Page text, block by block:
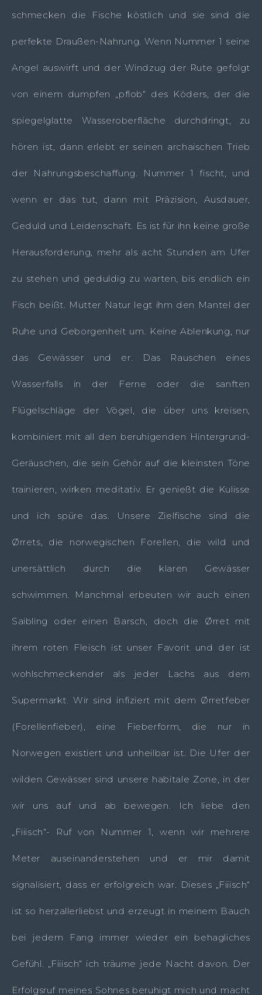
schmecken die Fische köstlich und sie sind die
perfekte Draußen-Nahrung. Wenn Nummer 1 seine
Angel auswirft und der Windzug der Rute gefolgt
von einem dumpfen „pflob“ des Köders, der die
spiegelglatte Wasseroberfläche durchdringt, zu
hören ist, dann erlebt er seinen archaischen Trieb
der Nahrungsbeschaffung. Nummer 1 fischt, und
wenn er das tut, dann mit Präzision, Ausdauer,
Geduld und Leidenschaft. Es ist für ihn keine große
Herausforderung, mehr als acht Stunden am Ufer
zu stehen und geduldig zu warten, bis endlich ein
Fisch beißt. Mutter Natur legt ihm den Mantel der
Ruhe und Geborgenheit um. Keine Ablenkung, nur
das Gewässer und er. Das Rauschen eines
Wasserfalls in der Ferne oder die sanften
Flügelschläge der Vögel, die über uns kreisen,
kombiniert mit all den beruhigenden Hintergrund-
Geräuschen, die sein Gehör auf die kleinsten Töne
trainieren, wirken meditativ. Er genießt die Kulisse
und ich spüre das. Unsere Zielfische sind die
Ørrets, die norwegischen Forellen, die wild und
unersättlich durch die klaren Gewässer
schwimmen. Manchmal erbeuten wir auch einen
Saibling oder einen Barsch, doch die Ørret mit
ihrem roten Fleisch ist unser Favorit und der ist
wohlschmeckender als jeder Lachs aus dem
Supermarkt. Wir sind infiziert mit dem Ørretfeber
(Forellenfieber), eine Fieberform, die nur in
Norwegen existiert und unheilbar ist. Die Ufer der
wilden Gewässer sind unsere habitale Zone, in der
wir uns auf und ab bewegen. Ich liebe den
„Fiiisch“- Ruf von Nummer 1, wenn wir mehrere
Meter auseinanderstehen und er mir damit
signalisiert, dass er erfolgreich war. Dieses „Fiiisch“
ist so herzallerliebst und erzeugt in meinem Bauch
bei jedem Fang immer wieder ein behagliches
Gefühl. „Fiiisch“ ich träume jede Nacht davon. Der
Erfolgsruf meines Sohnes beruhigt mich und macht